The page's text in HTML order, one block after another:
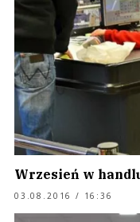
Wrzesień w
03.08.2016 / 16:36